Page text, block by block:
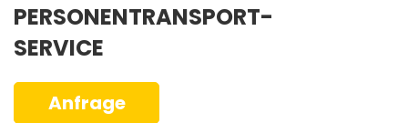
PERSONENTRANSPORT-
SERVICE
Anfrage